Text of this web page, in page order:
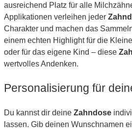
ausreichend Platz für alle
Applikationen verleihen jeder
Charakter und machen das
einem echten Highlight für die
oder für das eigene Kind – diese
wertvolles Andenken.
Personalisierung für
Du kannst dir deine Zahndose
lassen. Gib deinen Wunschnamen